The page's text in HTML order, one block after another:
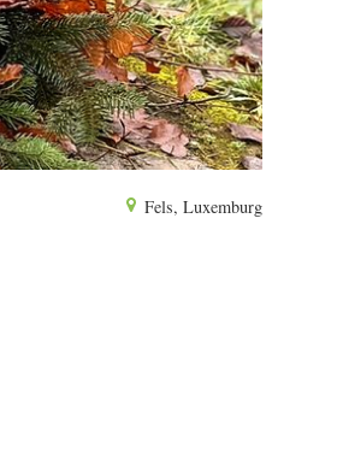
Fels, Luxemburg